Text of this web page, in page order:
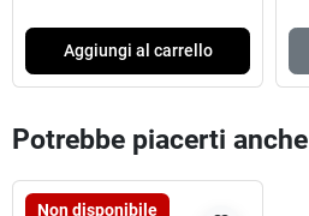
Aggiungi al carrello
Potrebbe piacerti anche
Non disponibile